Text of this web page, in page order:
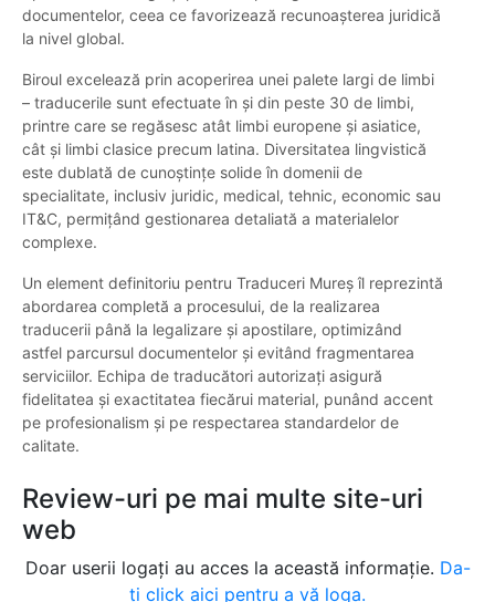
documentelor, ceea ce favorizează recunoașterea juridică
la nivel global.
Biroul excelează prin acoperirea unei palete largi de limbi
– traducerile sunt efectuate în și din peste 30 de limbi,
printre care se regăsesc atât limbi europene şi asiatice,
cât şi limbi clasice precum latina. Diversitatea lingvistică
este dublată de cunoștințe solide în domenii de
specialitate, inclusiv juridic, medical, tehnic, economic sau
IT&C, permițând gestionarea detaliată a materialelor
complexe.
Un element definitoriu pentru Traduceri Mureș îl reprezintă
abordarea completă a procesului, de la realizarea
traducerii până la legalizare și apostilare, optimizând
astfel parcursul documentelor și evitând fragmentarea
serviciilor. Echipa de traducători autorizați asigură
fidelitatea și exactitatea fiecărui material, punând accent
pe profesionalism și pe respectarea standardelor de
calitate.
Review-uri pe mai multe site-uri
web
Doar userii logați au acces la această informație. Da-
ți click aici pentru a vă loga.